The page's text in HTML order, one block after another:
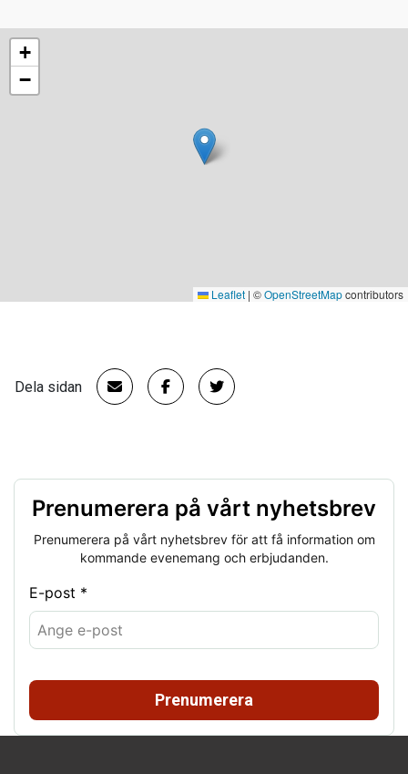
+
−
Leaflet | ©OpenStreetMapcontributors
Dela sidan
Prenumerera på vårt nyhetsbrev
Prenumerera på vårt nyhetsbrev för att få information om
kommande evenemang och erbjudanden.
E-post *
Prenumerera